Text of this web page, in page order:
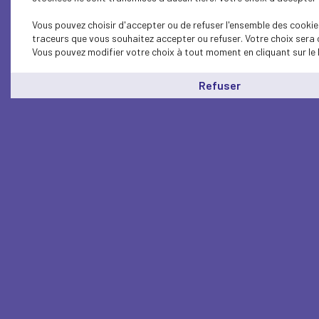
Vous pouvez choisir d'accepter ou de refuser l'ensemble des
traceurs que vous souhaitez accepter ou refuser. Votre choix
Vous pouvez modifier votre choix à tout moment en cliquant sur le
Refuser